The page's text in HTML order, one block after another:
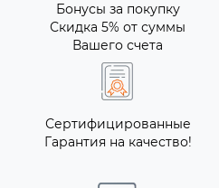
Бонусы за покупку
Скидка 5% от суммы
Вашего счета
Сертифицированные
Гарантия на качество!